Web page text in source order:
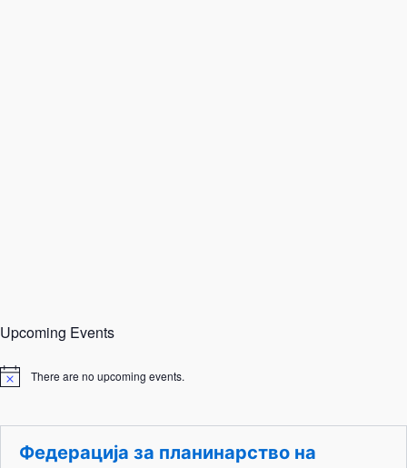
Upcoming Events
N
i
There are no upcoming events.
Федерација за планинарство на